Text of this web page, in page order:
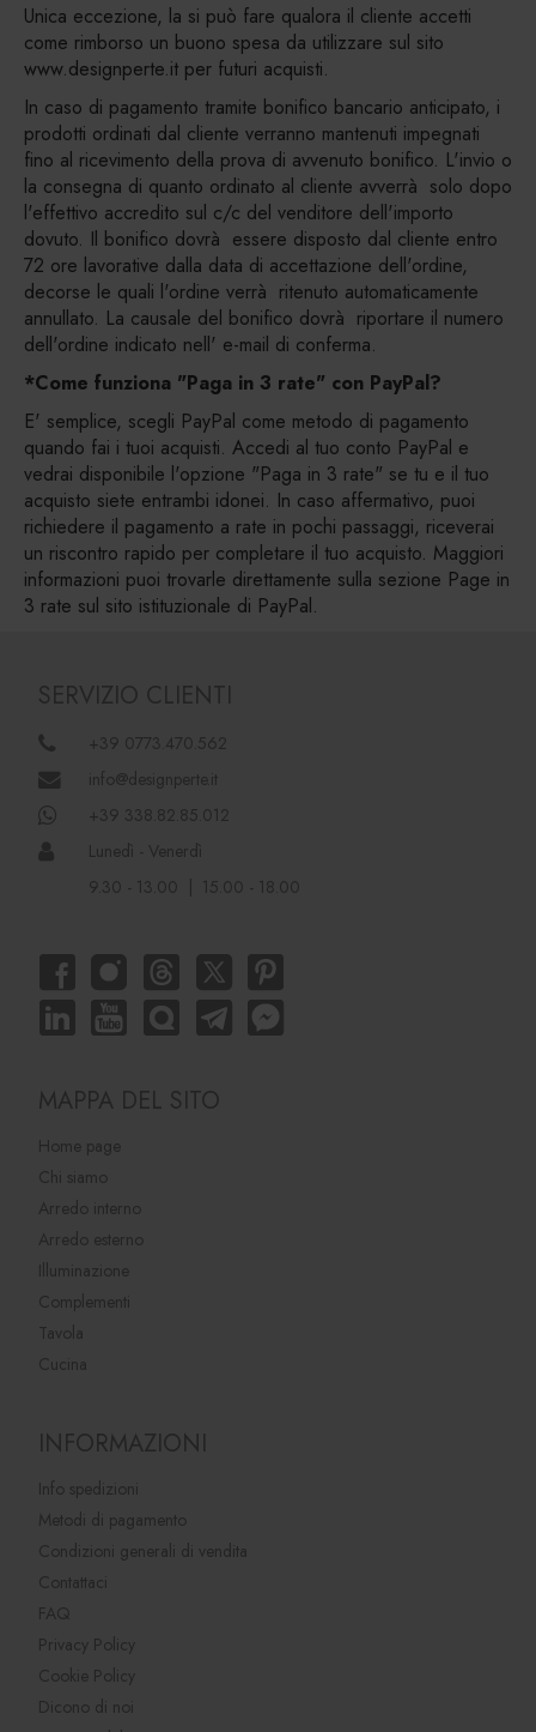
Unica eccezione, la si può fare qualora il cliente accetti
come rimborso un buono spesa da utilizzare sul sito
www.designperte.it per futuri acquisti.
In caso di pagamento tramite bonifico bancario anticipato, i
prodotti ordinati dal cliente verranno mantenuti impegnati
fino al ricevimento della prova di avvenuto bonifico. L'invio o
la consegna di quanto ordinato al cliente avverrà solo dopo
l'effettivo accredito sul c/c del venditore dell'importo
dovuto. Il bonifico dovrà essere disposto dal cliente entro
72 ore lavorative dalla data di accettazione dell'ordine,
decorse le quali l'ordine verrà ritenuto automaticamente
annullato. La causale del bonifico dovrà riportare il numero
dell'ordine indicato nell' e-mail di conferma.
*Come funziona "Paga in 3 rate" con PayPal?
E' semplice, scegli PayPal come metodo di pagamento
quando fai i tuoi acquisti. Accedi al tuo conto PayPal e
vedrai disponibile l'opzione "Paga in 3 rate" se tu e il tuo
acquisto siete entrambi idonei. In caso affermativo, puoi
richiedere il pagamento a rate in pochi passaggi, riceverai
un riscontro rapido per completare il tuo acquisto. Maggiori
informazioni puoi trovarle direttamente sulla sezione Page in
3 rate sul sito istituzionale di PayPal.
SERVIZIO CLIENTI
+39 0773.470.562
info@designperte.it
+39 338.82.85.012
Lunedì - Venerdì
9.30 - 13.00 | 15.00 - 18.00
MAPPA DEL SITO
Home page
Chi siamo
Arredo interno
Arredo esterno
Illuminazione
Complementi
Tavola
Cucina
INFORMAZIONI
Info spedizioni
Metodi di pagamento
Condizioni generali di vendita
Contattaci
FAQ
Privacy Policy
Cookie Policy
Dicono di noi